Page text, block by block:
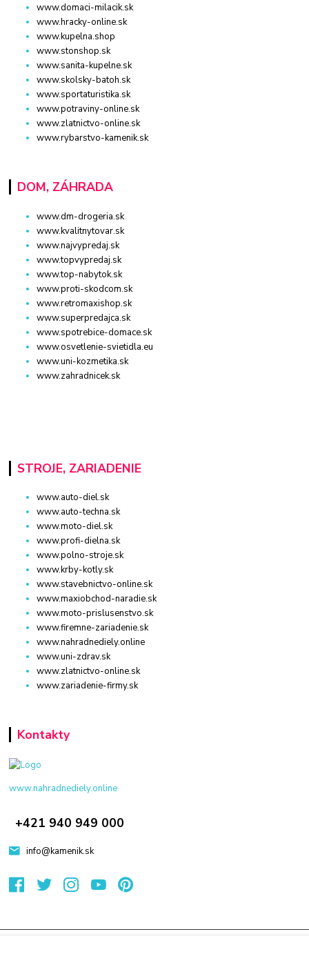
www.domaci-milacik.sk
www.hracky-online.sk
www.kupelna.shop
www.stonshop.sk
www.sanita-kupelne.sk
www.skolsky-batoh.sk
www.sportaturistika.sk
www.potraviny-online.sk
www.zlatnictvo-online.sk
www.rybarstvo-kamenik.sk
DOM, ZÁHRADA
www.dm-drogeria.sk
www.kvalitnytovar.sk
www.najvypredaj.sk
www.topvypredaj.sk
www.top-nabytok.sk
www.proti-skodcom.sk
www.retromaxishop.sk
www.superpredajca.sk
www.spotrebice-domace.sk
www.osvetlenie-svietidla.eu
www.uni-kozmetika.sk
www.zahradnicek.sk
STROJE, ZARIADENIE
www.auto-diel.sk
www.auto-techna.sk
www.moto-diel.sk
www.profi-dielna.sk
www.polno-stroje.sk
www.krby-kotly.sk
www.stavebnictvo-online.sk
www.maxiobchod-naradie.sk
www.moto-prislusenstvo.sk
www.firemne-zariadenie.sk
www.nahradnediely.online
www.uni-zdrav.sk
www.zlatnictvo-online.sk
www.zariadenie-firmy.sk
Kontakty
www.nahradnediely.online
+421 940 949 000
info@kamenik.sk